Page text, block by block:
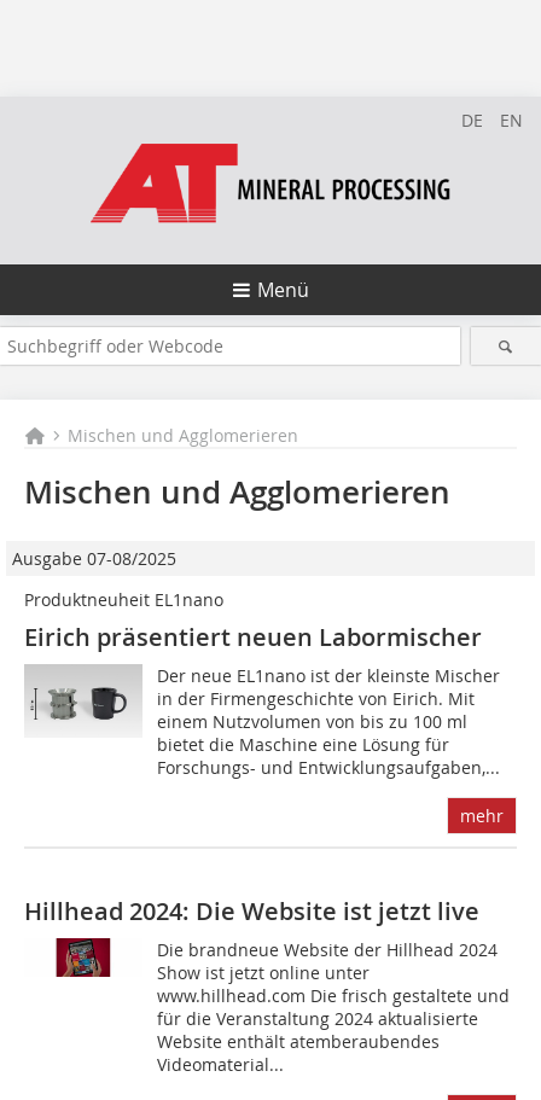
DE EN
Menü
Mischen und Agglomerieren
Mischen und Agglomerieren
Ausgabe 07-08/2025
Produktneuheit EL1nano
Eirich präsentiert neuen Labormischer
Der neue EL1nano ist der kleinste Mischer
in der Firmengeschichte von Eirich. Mit
einem Nutzvolumen von bis zu 100 ml
bietet die Maschine eine Lösung für
Forschungs- und Entwicklungsaufgaben,...
mehr
Hillhead 2024: Die Website ist jetzt live
Die brandneue Website der Hillhead 2024
Show ist jetzt online unter
www.hillhead.com Die frisch gestaltete und
für die Veranstaltung 2024 aktualisierte
Website enthält atemberaubendes
Videomaterial...